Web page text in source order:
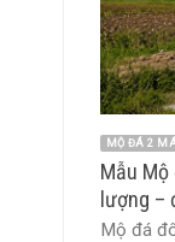
MỘ ĐÁ 2
Mẫu
lượng –
Mộ đá